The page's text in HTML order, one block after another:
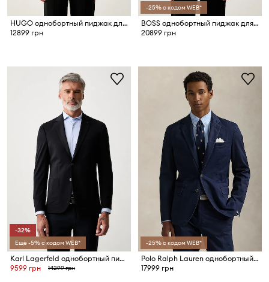
HUGO однобортный пиджак для мужчин с шерстью Arti253X
12899 грн
-25% с кодом WEB*
BOSS однобортный пиджак для мужчин C-Hanry-J-HD-263
20899 грн
-32%
Ещё -5% с кодом WEB*
Karl Lagerfeld однобортный пиджак для мужчин с вискозой
9599 грн
14299 грн
-25% с кодом WEB*
Polo Ralph Lauren однобортный пиджак для мужчин из хлопка с эластаном
17999 грн